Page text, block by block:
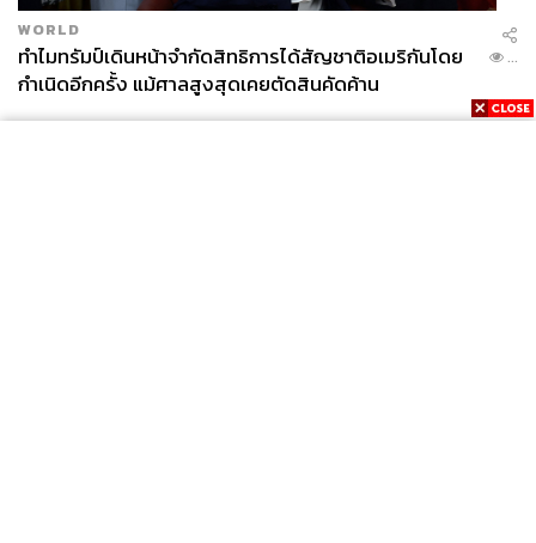
WORLD
ทำไมทรัมป์เดินหน้าจำกัดสิทธิการได้สัญชาติอเมริกันโดย
กำเนิดอีกครั้ง แม้ศาลสูงสุดเคยตัดสินคัดค้าน
...